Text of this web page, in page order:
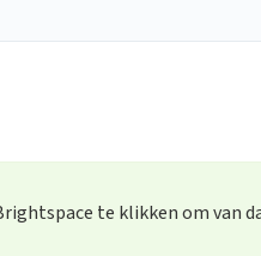
te klikken om van